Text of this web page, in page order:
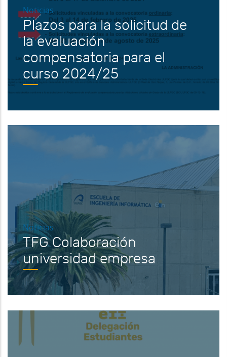
Noticias
Plazos para la solicitud de
la evaluación
compensatoria para el
curso 2024/25
Noticias
TFG Colaboración
universidad empresa